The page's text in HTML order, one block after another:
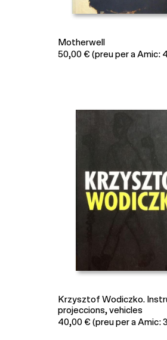
Motherwell
50,00 € (preu per a Amic:
Krzysztof Wodiczko.
projeccions, vehicles
40,00 € (preu per a Amic: